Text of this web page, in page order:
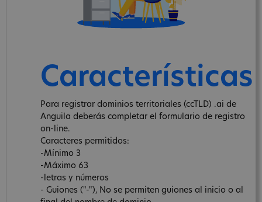
Características
Para registrar dominios territoriales (ccTLD) .ai de
Anguila deberás completar el formulario de registro
on-line.
Caracteres permitidos:
-Mínimo 3
-Máximo 63
-letras y números
- Guiones ("-"), No se permiten guiones al inicio o al